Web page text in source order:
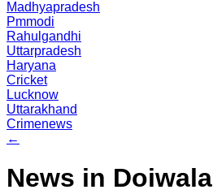
Madhyapradesh
Pmmodi
Rahulgandhi
Uttarpradesh
Haryana
Cricket
Lucknow
Uttarakhand
Crimenews
←
News in Doiwala